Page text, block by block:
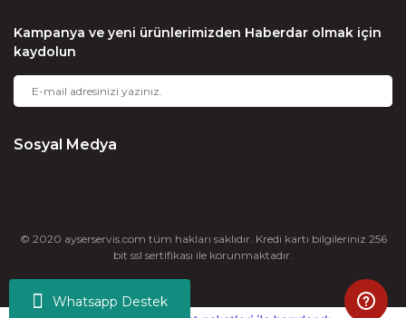
Whatsapp Destek
Kampanya ve yeni ürünlerimizden Haberdar olmak için
kaydolun
Sosyal Medya
© 2020 ayserservis.com tüm hakları saklıdır. Kredi kartı bilgileriniz 256
bit ssl sertifikası ile korunmaktadır.